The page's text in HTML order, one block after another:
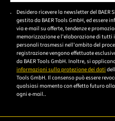
Bitte geben Sie eine gültige E-
Desidero ricevere la newsletter del BAER
gestito da BAER Tools GmbH, ed essere
via e-mail su offerte, tendenze e
memorizzazione e l'elaborazione di tutti
personali trasmessi nell'ambito del
registrazione vengono effettuate
da BAER Tools GmbH. Inoltre, si
informazioni sulla protezione dei dati
Tools GmbH. Il consenso può essere
qualsiasi momento con effetto futuro
ogni e-mail..